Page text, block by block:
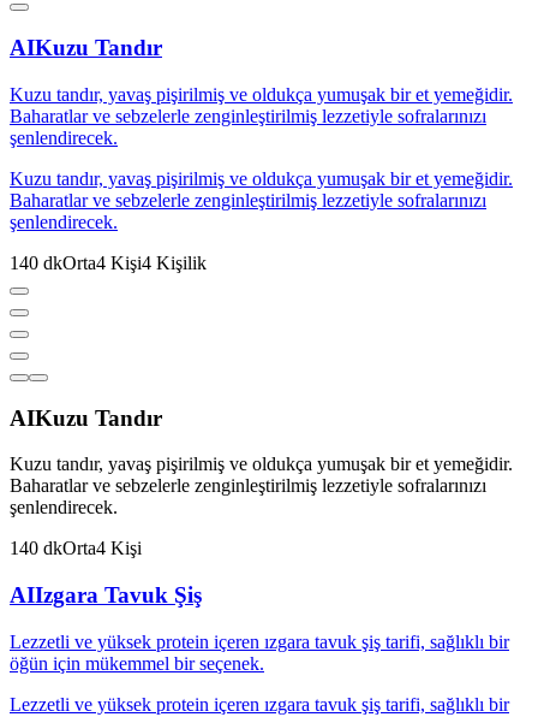
AIKuzu Tandır
Kuzu tandır, yavaş pişirilmiş ve oldukça yumuşak bir et yemeğidir.
Baharatlar ve sebzelerle zenginleştirilmiş lezzetiyle sofralarınızı
şenlendirecek.
Kuzu tandır, yavaş pişirilmiş ve oldukça yumuşak bir et yemeğidir.
Baharatlar ve sebzelerle zenginleştirilmiş lezzetiyle sofralarınızı
şenlendirecek.
140 dkOrta4 Kişi4 Kişilik
AIKuzu Tandır
Kuzu tandır, yavaş pişirilmiş ve oldukça yumuşak bir et yemeğidir.
Baharatlar ve sebzelerle zenginleştirilmiş lezzetiyle sofralarınızı
şenlendirecek.
140 dkOrta4 Kişi
AIIzgara Tavuk Şiş
Lezzetli ve yüksek protein içeren ızgara tavuk şiş tarifi, sağlıklı bir
öğün için mükemmel bir seçenek.
Lezzetli ve yüksek protein içeren ızgara tavuk şiş tarifi, sağlıklı bir